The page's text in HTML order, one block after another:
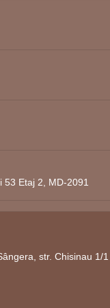
, vă invităm să
53 Etaj 2, MD-2091
str. Chisinau 1/1